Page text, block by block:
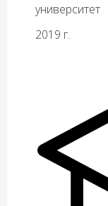
университет
2019 г.